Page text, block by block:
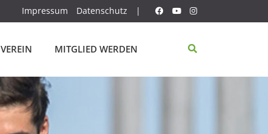
Impressum Datenschutz |
VEREIN MITGLIED WERDEN